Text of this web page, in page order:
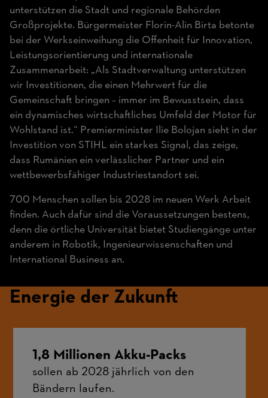
unterstützen die Stadt und regionale Behörden
Großprojekte. Bürgermeister Florin-Alin Birta betonte
bei der Werkseinweihung die Offenheit für Innovation,
Leistungsorientierung und internationale
Zusammenarbeit: „Als Stadtverwaltung unterstützen
wir Investitionen, die einen Mehrwert für die
Gemeinschaft bringen – immer im Bewusstsein, dass
ein dynamisches wirtschaftliches Umfeld der Motor für
Wohlstand ist.“ Premierminister Ilie Bolojan sieht in der
Investition von STIHL ein starkes Signal, das zeige,
dass Rumänien ein verlässlicher Partner und ein
wettbewerbsfähiger Industriestandort sei.
700 Menschen sollen bis 2028 im neuen Werk Arbeit
finden. Auch dafür sind die Voraussetzungen bestens,
denn die örtliche Universität bietet Studiengänge unter
anderem in Robotik, Ingenieurwissenschaften und
International Business an.
Energie der Zukunft
1,8 Millionen Akku-Packs
sollen ab 2028 jährlich von den
Bändern laufen.